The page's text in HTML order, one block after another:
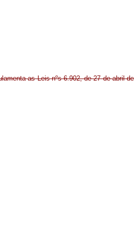
as Leis nºs 6.902, de 27 de abril de